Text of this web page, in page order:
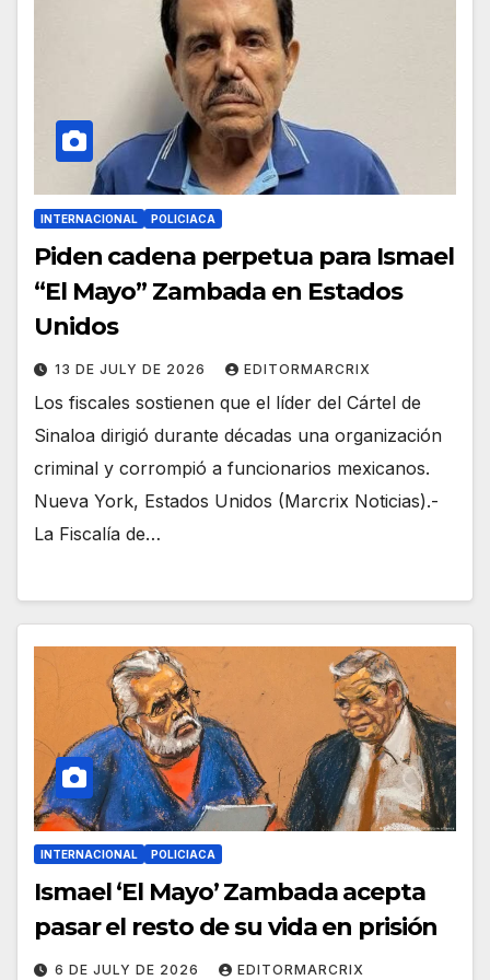
INTERNACIONAL POLICIACA
Piden cadena perpetua para Ismael
“El Mayo” Zambada en Estados
Unidos
13 DE JULY DE 2026 EDITORMARCRIX
Los fiscales sostienen que el líder del Cártel de
Sinaloa dirigió durante décadas una organización
criminal y corrompió a funcionarios mexicanos.
Nueva York, Estados Unidos (Marcrix Noticias).-
La Fiscalía de…
INTERNACIONAL POLICIACA
Ismael ‘El Mayo’ Zambada acepta
pasar el resto de su vida en prisión
6 DE JULY DE 2026 EDITORMARCRIX